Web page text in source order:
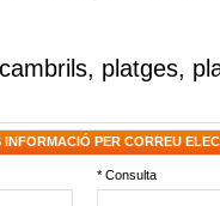
cambrils, platges,
INFORMACIÓ PER CORREU
* Consulta